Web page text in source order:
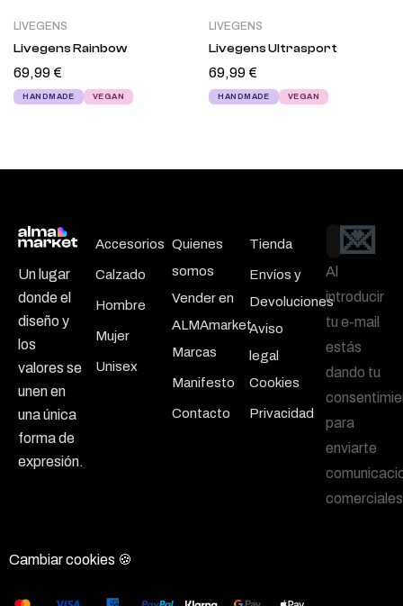
LIVEGENS
Livegens Rainbow
69,99€
HANDMADE VEGAN
LIVEGENS
Livegens Ultrasport
69,99€
HANDMADE VEGAN
Un lugar
donde el
diseño y
los
valores se
unen en
una única
forma de
expresión.
Accesorios
Calzado
Hombre
Mujer
Unisex
Quienes
somos
Vender en
ALMAmarket
Marcas
Manifesto
Contacto
Tienda
Envíos y
Devoluciones
Aviso
legal
Cookies
Privacidad
Email
💌
Al
introducir
tu e-mail
estás
dando tu
para
enviarte
Cambiar cookies 🍪